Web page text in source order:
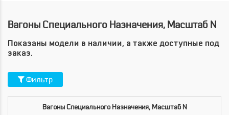
Вагоны Специального Назначения, Масштаб N
Показаны модели в наличии, а также доступные под
заказ.
Фильтр
Вагоны Специального Назначения, Масштаб N